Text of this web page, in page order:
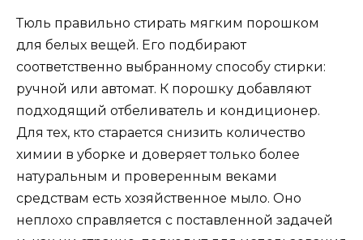
Тюль правильно стирать мягким порошком
для белых вещей. Его подбирают
соответственно выбранному способу стирки:
ручной или автомат. К порошку добавляют
подходящий отбеливатель и кондиционер.
Для тех, кто старается снизить количество
химии в уборке и доверяет только более
натуральным и проверенным веками
средствам есть хозяйственное мыло. Оно
неплохо справляется с поставленной задачей